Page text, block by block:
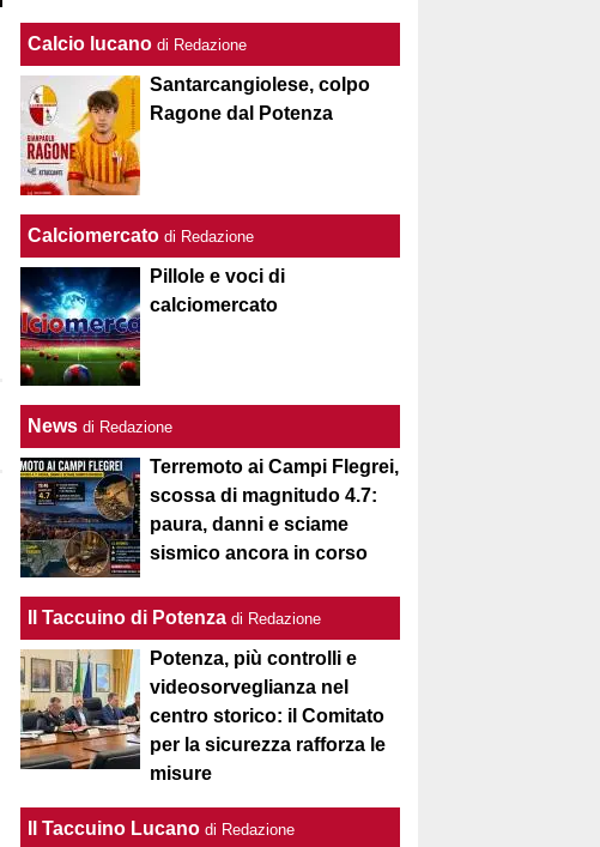
Calcio lucanodi Redazione
Santarcangiolese, colpo
Ragone dal Potenza
Calciomercato di Redazione
Pillole e voci di
calciomercato
News di Redazione
Terremoto ai Campi Flegrei,
scossa di magnitudo 4.7:
paura, danni e sciame
sismico ancora in corso
Il Taccuino di Potenza di Redazione
Potenza, più controlli e
videosorveglianza nel
centro storico: il Comitato
per la sicurezza rafforza le
misure
Il Taccuino Lucano di Redazione